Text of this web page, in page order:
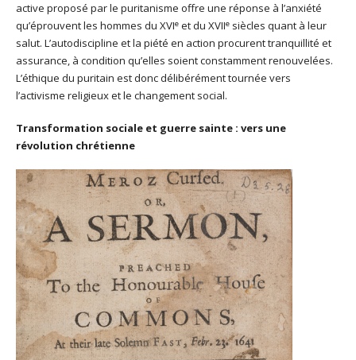
active proposé par le puritanisme offre une réponse à l’anxiété
qu’éprouvent les hommes du XVIe et du XVIIe siècles quant à leur
salut. L’autodiscipline et la piété en action procurent tranquillité et
assurance, à condition qu’elles soient constamment renouvelées.
L’éthique du puritain est donc délibérément tournée vers
l’activisme religieux et le changement social.
Transformation sociale et guerre sainte : vers une
révolution chrétienne